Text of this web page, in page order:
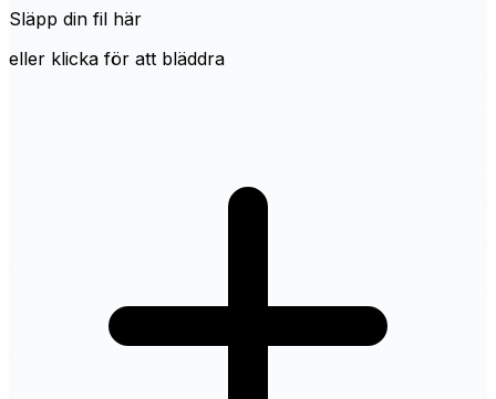
Släpp din fil här
eller klicka för att bläddra